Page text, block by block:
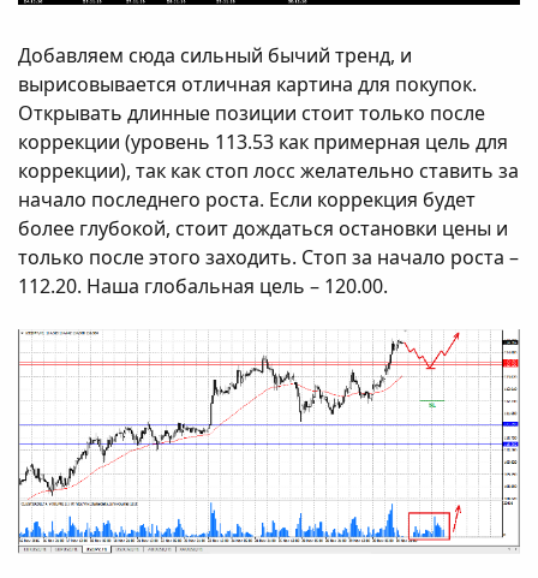
Добавляем сюда сильный бычий тренд, и
вырисовывается отличная картина для покупок.
Открывать длинные позиции стоит только после
коррекции (уровень 113.53 как примерная цель для
коррекции), так как стоп лосс желательно ставить за
начало последнего роста. Если коррекция будет
более глубокой, стоит дождаться остановки цены и
только после этого заходить. Стоп за начало роста –
112.20. Наша глобальная цель – 120.00.